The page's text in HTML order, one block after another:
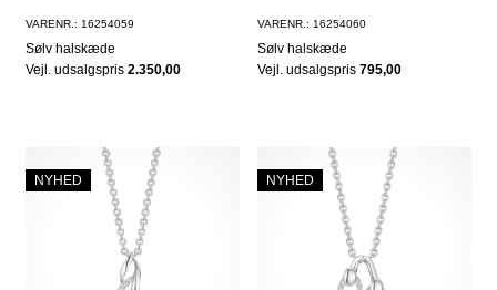
VARENR.: 16254059
Sølv halskæde
Vejl. udsalgspris 2.350,00
VARENR.: 16254060
Sølv halskæde
Vejl. udsalgspris795,00
NYHED NYHED